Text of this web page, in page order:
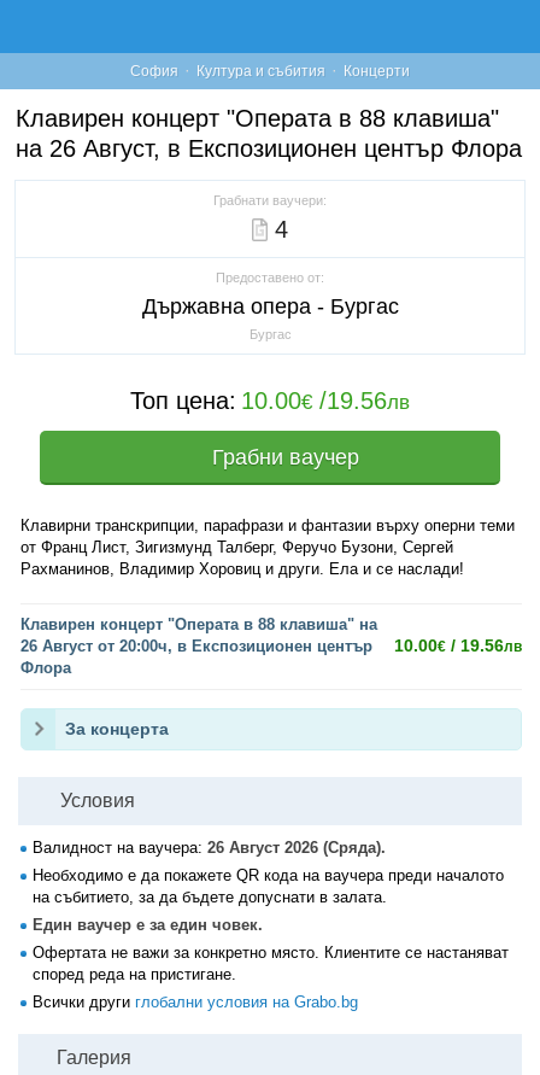
София · Култура и събития · Концерти
Клавирен концерт "Операта в 88 клавиша"
на 26 Август, в Експозиционен център Флора
Грабнати ваучери:
4
Предоставено от:
Държавна опера - Бургас
Бургас
Топ цена: 10.00€ /19.56лв
Грабни ваучер
Клавирни транскрипции, парафрази и фантазии върху оперни теми
от Франц Лист, Зигизмунд Талберг, Феручо Бузони, Сергей
Рахманинов, Владимир Хоровиц и други. Ела и се наслади!
Клавирен концерт "Операта в 88 клавиша" на
26 Август от 20:00ч, в Експозиционен център
Флора
10.00€ / 19.56лв
За концерта
Условия
Валидност на ваучера: 26 Август 2026 (Сряда).
Необходимо е да покажете QR кода на ваучера преди началото
на събитието, за да бъдете допуснати в залата.
Един ваучер е за един човек.
Офертата не важи за конкретно място. Клиентите се настаняват
според реда на пристигане.
Всички други глобални условия на Grabo.bg
Галерия